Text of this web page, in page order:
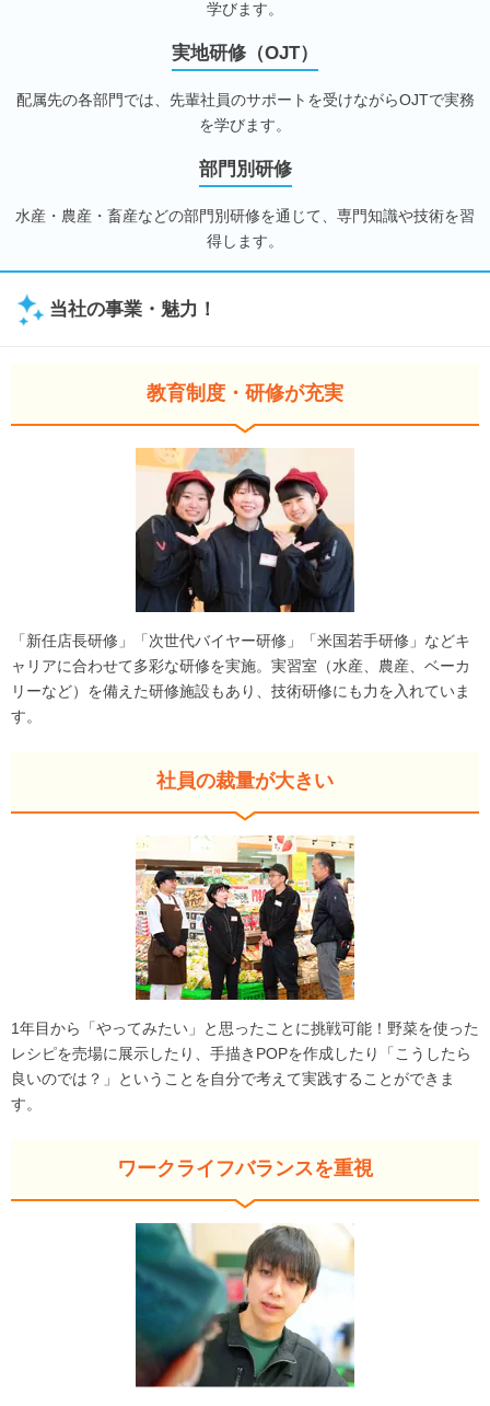
学びます。
実地研修（OJT）
配属先の各部門では、先輩社員のサポートを受けながらOJTで実務
を学びます。
部門別研修
水産・農産・畜産などの部門別研修を通じて、専門知識や技術を習
得します。
当社の事業・魅力！
教育制度・研修が充実
「新任店長研修」「次世代バイヤー研修」「米国若手研修」などキ
ャリアに合わせて多彩な研修を実施。実習室（水産、農産、ベーカ
リーなど）を備えた研修施設もあり、技術研修にも力を入れていま
す。
社員の裁量が大きい
1年目から「やってみたい」と思ったことに挑戦可能！野菜を使った
レシピを売場に展示したり、手描きPOPを作成したり「こうしたら
良いのでは？」ということを自分で考えて実践することができま
す。
ワークライフバランスを重視